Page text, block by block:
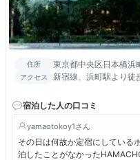
住所 東京都中央区日本橋
アクセス
新宿線、浜町駅より徒
宿泊した人の口コミ
yamaotokoy1
その日は何故か定宿にしている
泊したことがなかった